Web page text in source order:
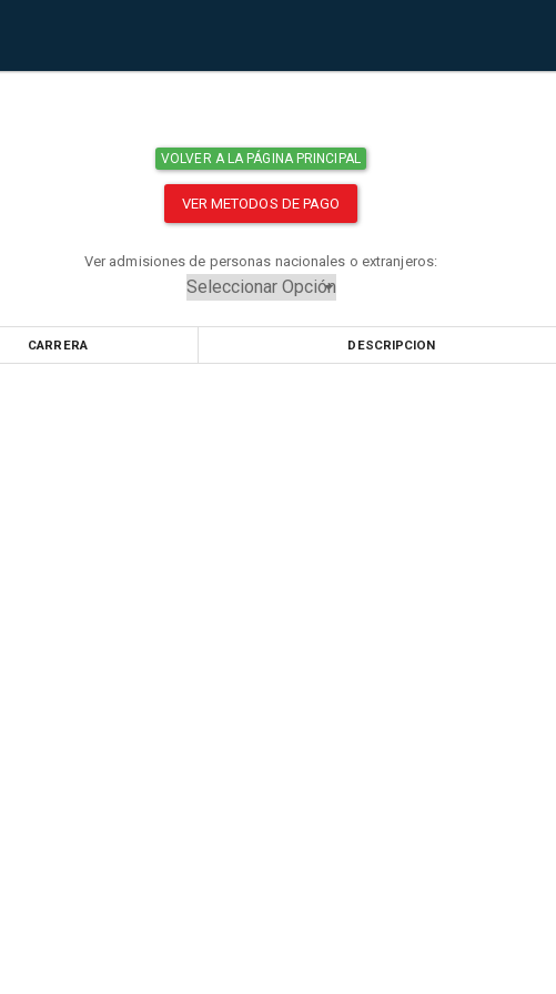
VOLVER A LA PÁGINA PRINCIPAL
VER METODOS DE PAGO
Ver admisiones de personas nacionales o extranjeros:
CARRERA DESCRIPCION